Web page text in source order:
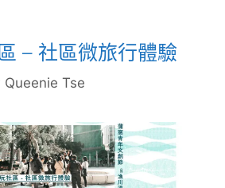
– 社區微旅行體驗
Queenie Tse